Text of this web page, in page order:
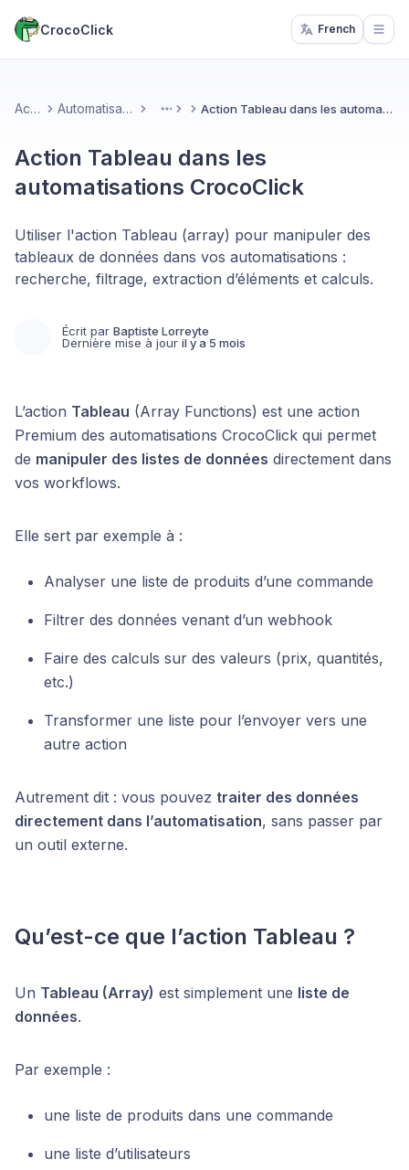
CrocoClick French
Accueil Automatisations & IA More Action Tableau dans les automatisations CrocoClick
Action Tableau dans les
automatisations CrocoClick
Utiliser l'action Tableau (array) pour manipuler des
tableaux de données dans vos automatisations :
recherche, filtrage, extraction d’éléments et calculs.
Écrit par Baptiste Lorreyte
Dernière mise à jour il y a 5 mois
L’action Tableau (Array Functions) est une action
Premium des automatisations CrocoClick qui permet
de manipuler des listes de données directement dans
vos workflows.
Elle sert par exemple à :
Analyser une liste de produits d’une commande
Filtrer des données venant d’un webhook
Faire des calculs sur des valeurs (prix, quantités,
etc.)
Transformer une liste pour l’envoyer vers une
autre action
Autrement dit : vous pouvez traiter des données
directement dans l’automatisation, sans passer par
un outil externe.
Qu’est-ce que l’action Tableau ?
Un Tableau (Array) est simplement une liste de
données.
Par exemple :
une liste de produits dans une commande
une liste d’utilisateurs